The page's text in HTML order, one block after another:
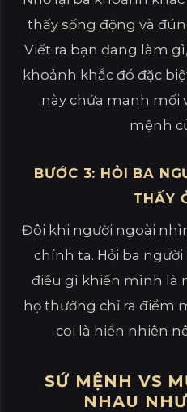
thấy sống động và
Viết ra bạn đang làm
khoảnh khắc đó đặc
này chứa manh mối
mệnh
BƯỚC 3: HỎI BA
THẤY
Đôi khi người ngoài
chính ta. Hỏi ba người
điều gì khiến mình là
họ thường chỉ ra điểm
coi là hiển nhiên
SỨ MỆNH VS
NHAU